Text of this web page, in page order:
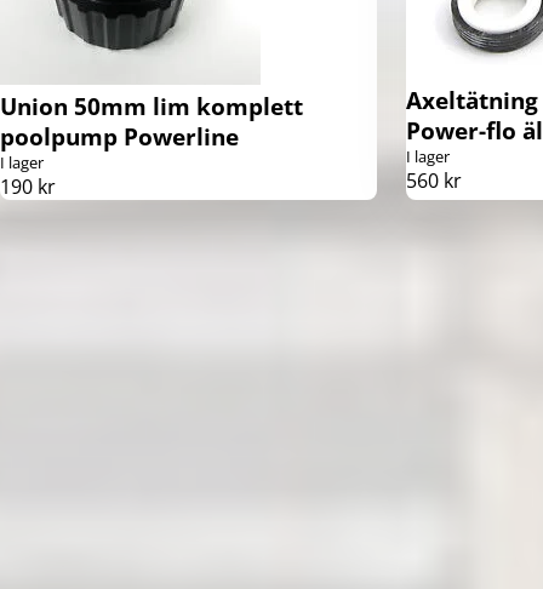
Union 50mm lim komplett
poolpump Powerline
I lager
190 kr
Axeltätning
Power-flo
I lager
560 kr